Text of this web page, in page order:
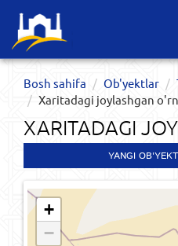
Bosh sahifa Ob'yektlar​
Xaritadagi joylashgan
XARITADAGI
YANGI
+
−